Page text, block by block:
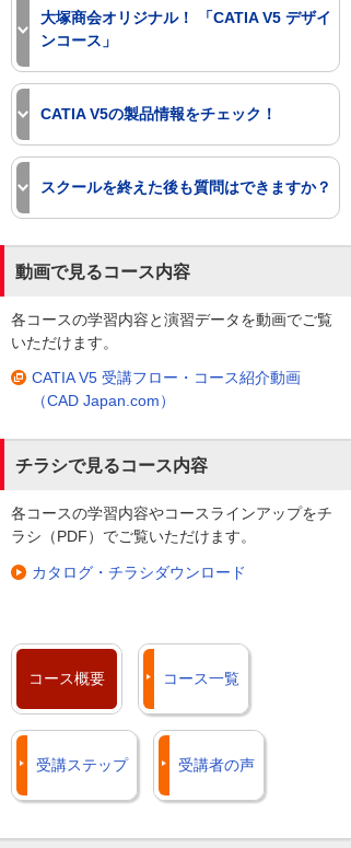
しています。
押さえたい方向けの基礎コース。5日間
CATIA V5 基礎 コース詳細
CATIA V5を使いこなすために必要とな
る、ワイヤーフレームおよびサーフェス
します。水道橋（東京）と名古屋（愛
知）で定期開催中です。本コースは
CATIA V5 速習 もしくは CATIA V5 基礎
を修了した方、または同等のスキルをお
曲面の作り方で悩んでいる方は、この機
会にぜひお申し込みください。
お申込みはこちら
イン：CATIA V5 速習（テレワーク対
応）コースの定期開催を終了しました。
引き続き実施しております。リモート勤
務の社員の研修や新人教育などに是非ご
ーク対応） コース詳細
お申込みはこちら
閉じる
大塚商会オリジナル！ 「CATIA V5 デザイ
ンコース」
デザイナー向けパッケージ（IDG）の内
容に特化した、大塚商会オリジナルの大
紙に描いたデザイン画をCATIA上へ読み
込み、クレイモデルを作成する様に3D
含む一連の操作を習得いただけます。
基本操作についてもしっかりとサポート
覧
CATIA V5の製品情報をチェック！
CATIA V5の機能概要や価格、動作環境な
どをご紹介しています。
CATIA V5 製品情報（CAD
Japan.com）
閉じる
スクールを終えた後も質問はできますか？
はありません。
スクールを終えた後も、「お客様の困っ
ます。その中でもCADテレホンサポート
サービスは、安心の応答率97％、信頼の
解決率98％の数字が示すとおり、多くの
お客様に喜ばれています。
CADテレホンサポートサービスは、テレ
ホンサポートはもちろんのことリモート
サポートツールを利用してお客様と画面
を共有して、ポイントを的確に説明しス
ピーディな解決をすることができます。
さらに、保守契約をいただいているお客
もご覧いただけます。
CATIA V5サポート（CAD
Japan.com）
よくあるご質問（FAQ）（お客様マイ
画像を拡大する
ただいまCADスクールの受講者様向けに
動画で見るコース内容
各コースの学習内容と演習データを動画でご覧
いただけます。
CATIA V5 受講フロー・コース紹介動画
（CAD Japan.com）
チラシで見るコース内容
各コースの学習内容やコースラインアップをチ
ラシ（PDF）でご覧いただけます。
カタログ・チラシダウンロード
コース概要 コース一覧
受講ステップ 受講者の声